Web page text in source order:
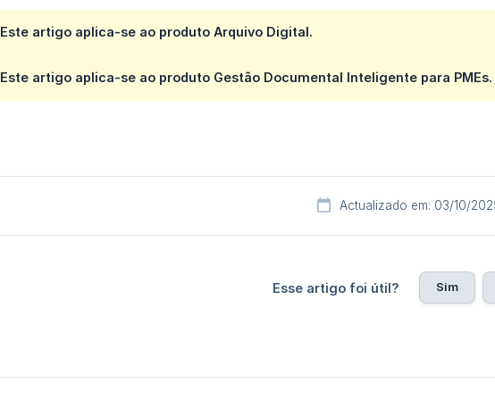
Este artigo aplica-se ao produto Arquivo Digital.
Este artigo aplica-se ao produto Gestão Documental Inteligente para PMEs.
Actualizado em: 03/10/
Esse artigo foi útil? Sim